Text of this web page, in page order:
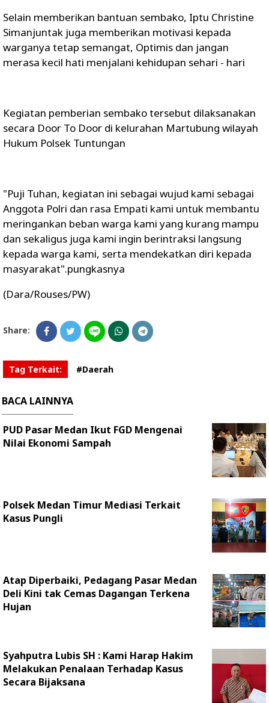
Selain memberikan bantuan sembako, Iptu Christine
Simanjuntak juga memberikan motivasi kepada
warganya tetap semangat, Optimis dan jangan
merasa kecil hati menjalani kehidupan sehari - hari
Kegiatan pemberian sembako tersebut dilaksanakan
secara Door To Door di kelurahan Martubung wilayah
Hukum Polsek Tuntungan
"Puji Tuhan, kegiatan ini sebagai wujud kami sebagai
Anggota Polri dan rasa Empati kami untuk membantu
meringankan beban warga kami yang kurang mampu
dan sekaligus juga kami ingin berintraksi langsung
kepada warga kami, serta mendekatkan diri kepada
masyarakat".pungkasnya
(Dara/Rouses/PW)
Share:
Tag Terkait: #Daerah
BACA LAINNYA
PUD Pasar Medan Ikut FGD Mengenai
Nilai Ekonomi Sampah
Polsek Medan Timur Mediasi Terkait
Kasus Pungli
Atap Diperbaiki, Pedagang Pasar Medan
Deli Kini tak Cemas Dagangan Terkena
Hujan
Syahputra Lubis SH : Kami Harap Hakim
Melakukan Penalaan Terhadap Kasus
Secara Bijaksana